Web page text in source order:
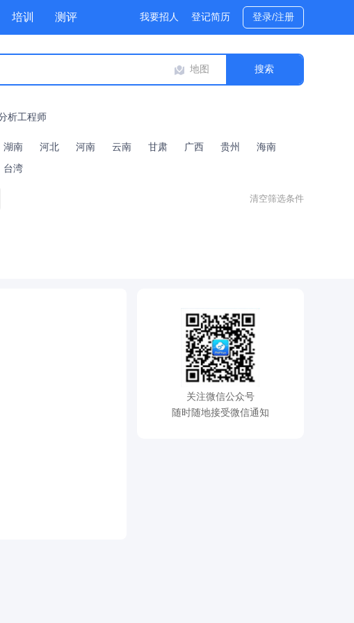
培训 测评 我要招人 登记简历 登录/注册
地图
析工程师
湖南 河北 河南 云南 甘肃 广西 贵州
海南
台湾
清空筛选条件
关注微信公众号
随时随地接受微信通知